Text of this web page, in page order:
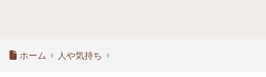
ホーム 人や気持ち